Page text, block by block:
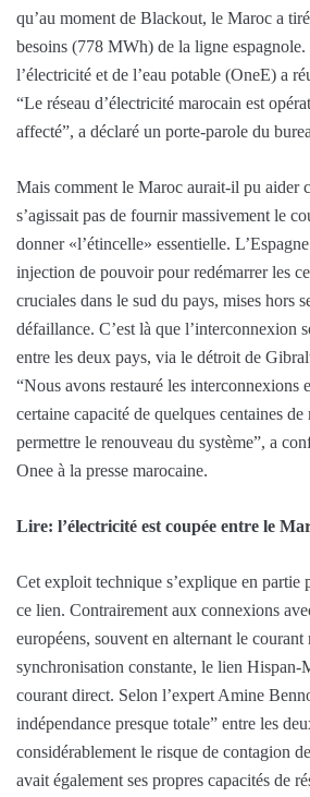
qu’au moment de Blackout, le Maroc a
besoins (778 MWh) de la ligne
l’électricité et de l’eau potable (OneE) a
“Le réseau d’électricité marocain est
affecté”, a déclaré un porte-parole du
Mais comment le Maroc aurait-il pu aider
s’agissait pas de fournir massivement le
donner «l’étincelle» essentielle.
injection de pouvoir pour redémarrer les
cruciales dans le sud du pays, mises hors
défaillance. C’est là que l’interconnexion
entre les deux pays, via le détroit de
“Nous avons restauré les interconnexions
certaine capacité de quelques centaines
permettre le renouveau du système”, a
Onee à la presse marocaine.
Lire: l’électricité est coupée entre le
Cet exploit technique s’explique en partie
ce lien. Contrairement aux connexions
européens, souvent en alternant le courant
synchronisation constante, le lien Hispan-
courant direct. Selon l’expert Amine
indépendance presque totale” entre les
considérablement le risque de contagion
avait également ses propres capacités de